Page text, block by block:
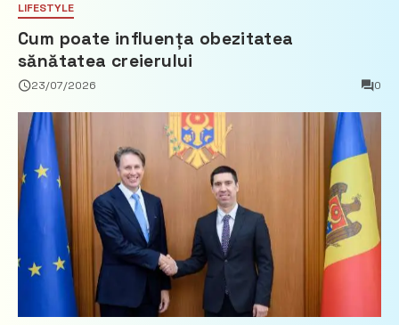
LIFESTYLE
Cum poate influența obezitatea
sănătatea creierului
23/07/2026 0